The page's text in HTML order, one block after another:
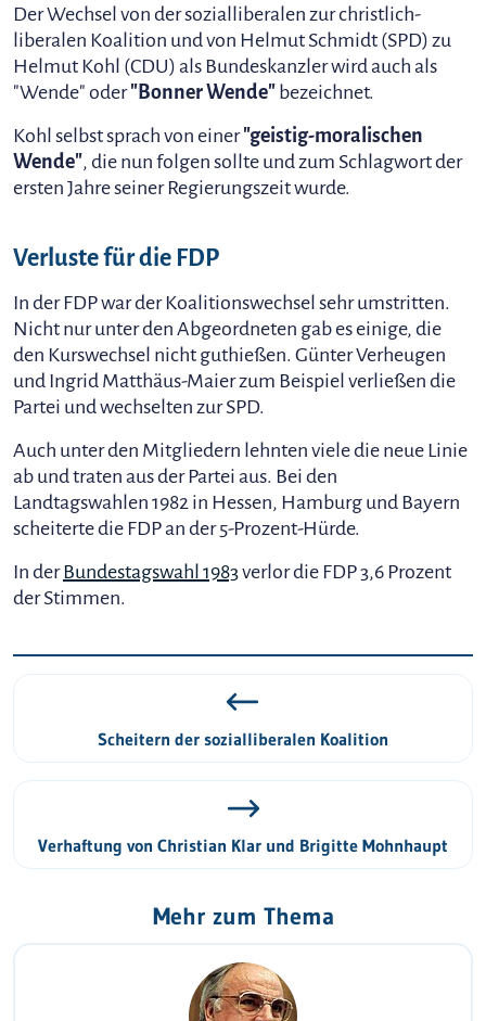
Der Wechsel von der sozialliberalen zur christlich-
liberalen Koalition und von Helmut Schmidt (SPD) zu
Helmut Kohl (CDU) als Bundeskanzler wird auch als
"Wende" oder"Bonner Wende" bezeichnet.
Kohl selbst sprach von einer"geistig-moralischen
Wende", die nun folgen sollte und zum Schlagwort der
ersten Jahre seiner Regierungszeit wurde.
Verluste für die FDP
In der FDP war der Koalitionswechsel sehr umstritten.
Nicht nur unter den Abgeordneten gab es einige, die
den Kurswechsel nicht guthießen. Günter Verheugen
und Ingrid Matthäus-Maier zum Beispiel verließen die
Partei und wechselten zur SPD.
Auch unter den Mitgliedern lehnten viele die neue Linie
ab und traten aus der Partei aus. Bei den
Landtagswahlen 1982 in Hessen, Hamburg und Bayern
scheiterte die FDP an der 5-Prozent-Hürde.
In derBundestagswahl 1983verlor die FDP 3,6 Prozent
der Stimmen.
Scheitern der sozialliberalen Koalition
Verhaftung von Christian Klar und Brigitte Mohnhaupt
Mehr zum Thema